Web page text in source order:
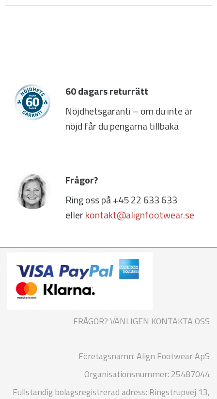
60 dagars returrätt
Nöjdhetsgaranti – om du inte är
nöjd får du pengarna tillbaka
Frågor?
Ring oss på +45 22 633 633
eller kontakt@alignfootwear.se
FRÅGOR? VÄNLIGEN KONTAKTA OSS
Företagsnamn: Align Footwear ApS
Organisationsnummer: 25487044
Fullständig bolagsregistrerad adress: Ringstrupvej 13,